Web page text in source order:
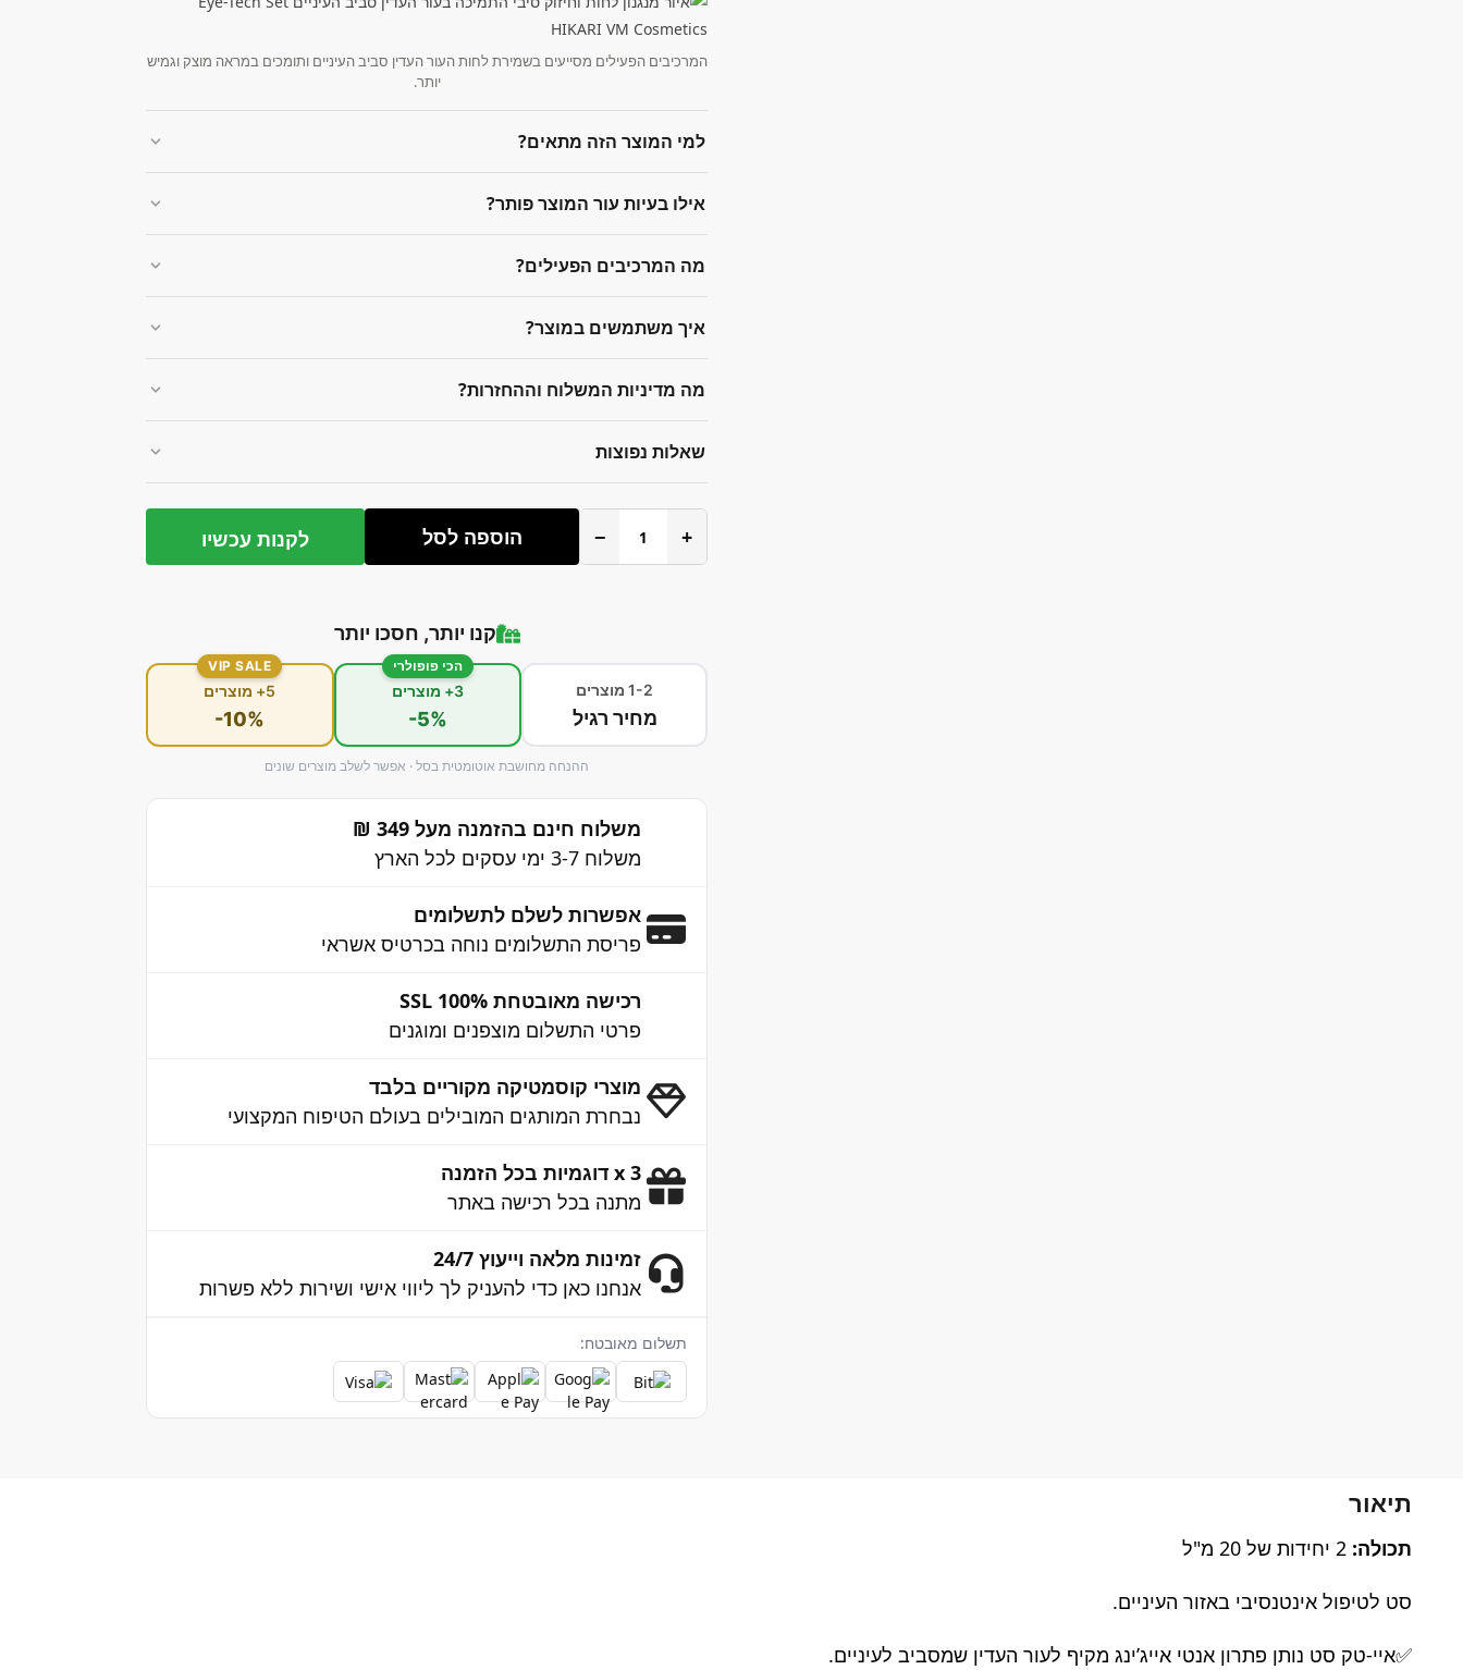
המרכיבים הפעילים מסייעים בשמירת לחות העור העדין סביב העיניים ותומכים במראה מוצק וגמיש
יותר.
למי המוצר הזה מתאים?
אילו בעיות עור המוצר פותר?
מה המרכיבים הפעילים?
איך משתמשים במוצר?
מה מדיניות המשלוח וההחזרות?
שאלות נפוצות
+
− הוספה לסל לקנות עכשיו
קנו יותר, חסכו יותר
1-2 מוצרים
מחיר רגיל
הכי פופולרי
3+ מוצרים
-5%
VIP SALE
5+ מוצרים
-10%
ההנחה מחושבת אוטומטית בסל · אפשר לשלב מוצרים שונים
משלוח חינם בהזמנה מעל 349 ₪
משלוח 3-7 ימי עסקים לכל הארץ
אפשרות לשלם לתשלומים
פריסת התשלומים נוחה בכרטיס אשראי
רכישה מאובטחת 100% SSL
פרטי התשלום מוצפנים ומוגנים
מוצרי קוסמטיקה מקוריים בלבד
נבחרת המותגים המובילים בעולם הטיפוח המקצועי
3 x דוגמיות בכל הזמנה
מתנה בכל רכישה באתר
זמינות מלאה וייעוץ 24/7
אנחנו כאן כדי להעניק לך ליווי אישי ושירות ללא פשרות
תשלום מאובטח:
תיאור
תכולה: 2 יחידות של 20 מ"ל
סט לטיפול אינטנסיבי באזור העיניים.
✅איי-טק סט נותן פתרון אנטי אייג’ינג מקיף לעור העדין שמסביב לעיניים.